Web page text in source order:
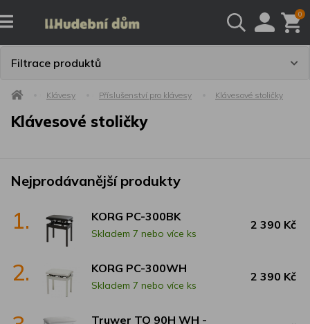
0
Filtrace produktů
Klávesy Příslušenství pro klávesy Klávesové stoličky
Klávesové stoličky
Nejprodávanější produkty
1. KORG PC-300BK
Skladem 7 nebo více ks
2 390 Kč
2. KORG PC-300WH
Skladem 7 nebo více ks
2 390 Kč
Truwer TQ 90H WH -